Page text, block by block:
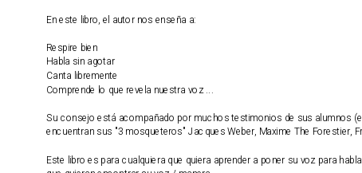
En este libro, el autor nos enseña a:
Respire bien
Habla sin agotar
Canta libremente
Comprende lo que revela nuestra voz ...
Su consejo está acompañado por muchos testimonios de sus alumnos
encuentran sus "3 mosqueteros" Jacques Weber, Maxime The Forestier,
Este libro es para cualquiera que quiera aprender a poner su voz para